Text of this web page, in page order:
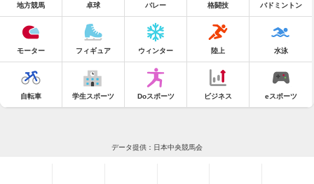
地方競馬 卓球 バレー 格闘技 バドミントン
モーター フィギュア ウィンター 陸上 水泳
自転車 学生スポーツ Doスポーツ ビジネス eスポーツ
データ提供：日本中央競馬会